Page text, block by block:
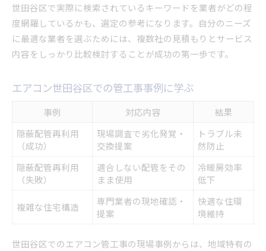
世田谷区で実際に検索されているキーワードを業者がどの程
度網羅しているかも、選定の参考になります。自分のニーズ
に最適な業者を選ぶためには、複数社の見積もりとサービス
内容をしっかり比較検討することが成功の第一歩です。
エアコン世田谷区での管工事事例に学ぶ
事例 対応内容
結果
隠蔽配管再利用
（成功）
現場調査で劣化発覚・
交換提案
トラブル未
然防止
隠蔽配管再利用
（失敗）
適合しない配管をその
まま使用
冷暖房効率
低下
複雑な住宅構造
専門業者の現地確認・
提案
快適な住環
境維持
世田谷区でのエアコン管工事の現場事例からは、地域特有の